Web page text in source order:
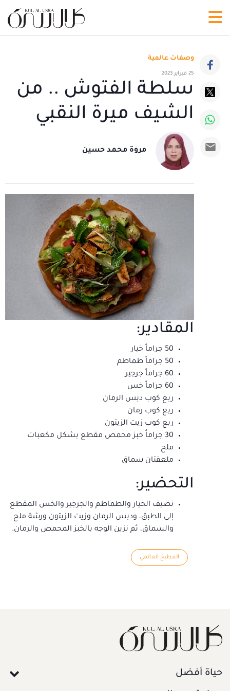
وصفات عالمية
25 فبراير 2023
سلطة الفتوش .. من
الشيف ميرة النقبي
مروة محمد حسين
المقادير:
50 جراماً خيار
50 جراماً طماطم
60 جراماً جرجير
60 جراماً خس
ربع كوب دبس الرمان
ربع كوب رمان
ربع كوب زيت الزيتون
30 جراماُ خبز محمص مقطع بشكل مكعبات
ملح
ملعقتان سماق
التحضير:
نضيف الخيار والطماطم والجرجير والخس المقطع
إلى الطبق، ودبس الرمان وزيت الزيتون ورشة ملح
والسماق، ثم نزين الوجه بالخبز المحمص والرمان.
المطبخ العالمي
حياة أفضل